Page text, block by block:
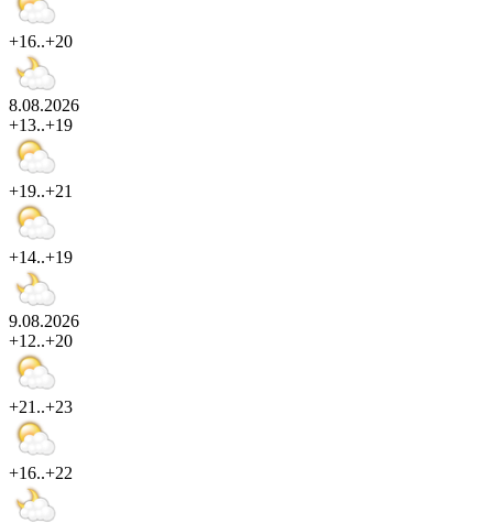
+16..+20
8.08.2026
+13..+19
+19..+21
+14..+19
9.08.2026
+12..+20
+21..+23
+16..+22